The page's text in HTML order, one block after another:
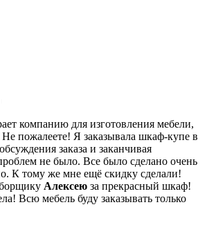
компанию для изготовления мебели,
пожалеете! Я заказывала шкаф-купе в
заказа и заканчивая
не было. Все было сделано очень
К тому же мне ещё скидку сделали!
Алексею за прекрасный шкаф!
Всю мебель буду заказывать только